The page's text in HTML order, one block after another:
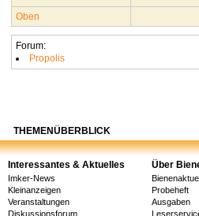
Oben
Forum:
Propolis
THEMENÜBERBLICK
Interessantes & Aktuelles Über
Imker-News
Kleinanzeigen
Veranstaltungen
Diskussionsforum
Probeheft
Ausgaben